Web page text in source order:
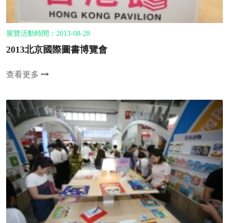
展覽活動時間：2013-08-28
2013北京國際圖書博覽會
查看更多